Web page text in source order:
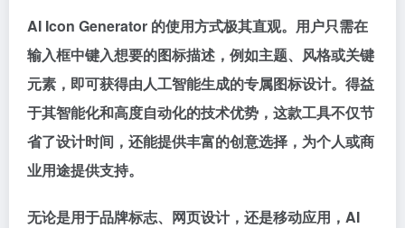
AI Icon Generator 的使用方式极其直观。用户只需在
输入框中键入想要的图标描述，例如主题、风格或关键
元素，即可获得由人工智能生成的专属图标设计。得益
于其智能化和高度自动化的技术优势，这款工具不仅节
省了设计时间，还能提供丰富的创意选择，为个人或商
业用途提供支持。
无论是用于品牌标志、网页设计，还是移动应用，AI